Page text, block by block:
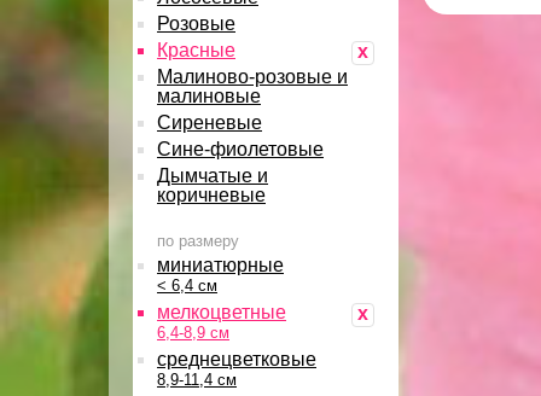
Розовые
x
Красные
Малиново-розовые и
малиновые
Сиреневые
Сине-фиолетовые
Дымчатые и
коричневые
по размеру
миниатюрные
< 6,4 см
x
мелкоцветные
6,4-8,9 см
среднецветковые
8,9-11,4 см